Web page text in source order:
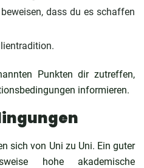
dass du es schaffen
Punkten dir zutreffen,
informieren.
sich von Uni zu Uni. Ein guter
hohe akademische